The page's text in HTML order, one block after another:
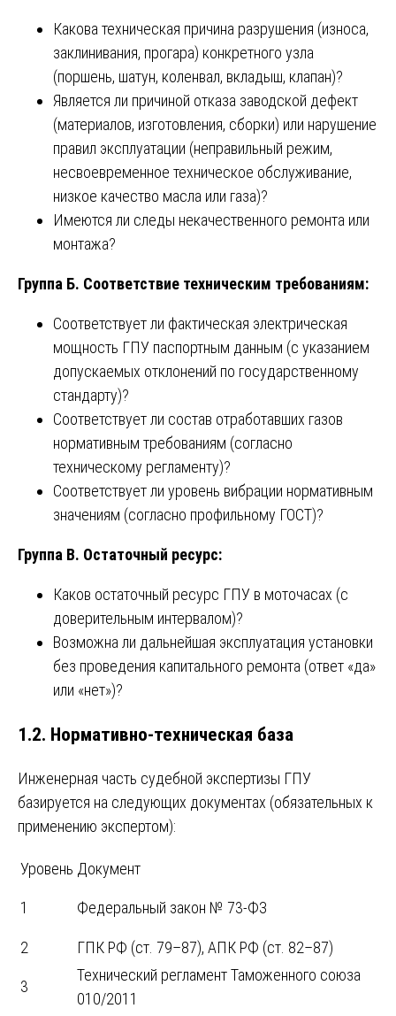
Какова техническая причина разрушения (износа,
заклинивания, прогара) конкретного узла
(поршень, шатун, коленвал, вкладыш, клапан)?
Является ли причиной отказа заводской дефект
(материалов, изготовления, сборки) или нарушение
правил эксплуатации (неправильный режим,
несвоевременное техническое обслуживание,
низкое качество масла или газа)?
Имеются ли следы некачественного ремонта или
монтажа?
Группа Б. Соответствие техническим требованиям:
Соответствует ли фактическая электрическая
мощность ГПУ паспортным данным (с указанием
допускаемых отклонений по государственному
стандарту)?
Соответствует ли состав отработавших газов
нормативным требованиям (согласно
техническому регламенту)?
Соответствует ли уровень вибрации нормативным
значениям (согласно профильному ГОСТ)?
Группа В. Остаточный ресурс:
Каков остаточный ресурс ГПУ в моточасах (с
доверительным интервалом)?
Возможна ли дальнейшая эксплуатация установки
без проведения капитального ремонта (ответ «да»
или «нет»)?
1.2. Нормативно-техническая база
Инженерная часть судебной экспертизы ГПУ
базируется на следующих документах (обязательных к
применению экспертом):
Уровень Документ
1 Федеральный закон № 73-ФЗ
2 ГПК РФ (ст. 79–87), АПК РФ (ст. 82–87)
3
Технический регламент Таможенного союза
010/2011